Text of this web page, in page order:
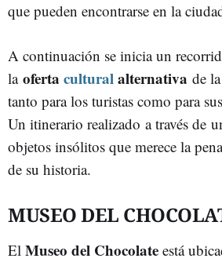
que pueden encontrarse en la
A continuación se inicia un
la oferta culturalalternativa de
tanto para los turistas como para
Un itinerario realizado a través de
objetos insólitos que merece la
de su historia.
MUSEO DEL
El Museo del Chocolate está